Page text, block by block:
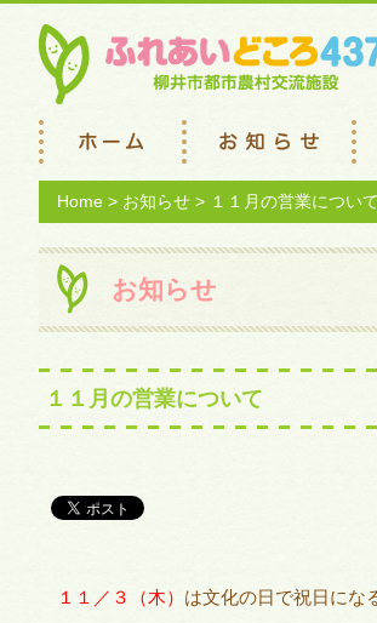
Home > お知らせ > １１月の営業について
お知らせ
１１月の営業について
１１／３（木） は文化の日で祝日にな